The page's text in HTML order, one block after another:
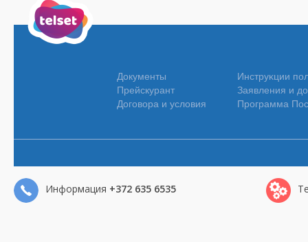
Документы
Прейскурант
Договора и условия
Инструĸции
Заявления и
Программа
Информация +372 635 6535